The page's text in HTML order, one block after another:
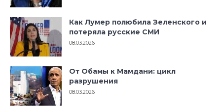
Как Лумер полюбила Зеленского и
потеряла русские СМИ
08.03.2026
От Обамы к Мамдани: цикл
разрушения
08.03.2026